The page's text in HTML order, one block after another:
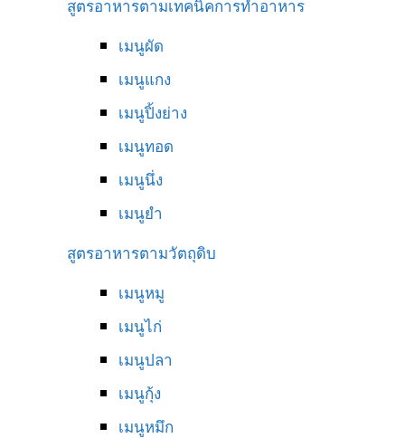
สูตรอาหารตามเทคนิคการทำอาหาร
เมนูผัด
เมนูแกง
เมนูปิ้งย่าง
เมนูทอด
เมนูนึ่ง
เมนูยำ
สูตรอาหารตามวัตถุดิบ
เมนูหมู
เมนูไก่
เมนูปลา
เมนูกุ้ง
เมนูหมึก